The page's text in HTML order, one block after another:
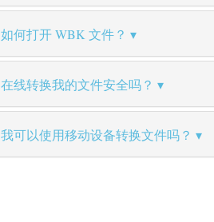
如何打开 WBK 文件？
在线转换我的文件安全吗？
我可以使用移动设备转换文件吗？